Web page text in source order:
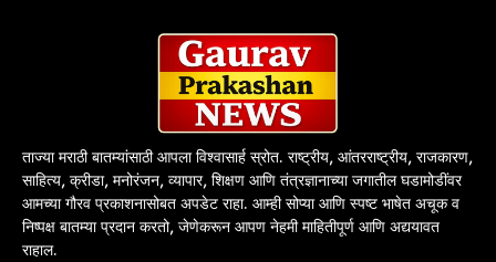
ताज्या मराठी बातम्यांसाठी आपला विश्वासार्ह स्रोत. राष्ट्रीय, आंतरराष्ट्रीय, राजकारण,
साहित्य, क्रीडा, मनोरंजन, व्यापार, शिक्षण आणि तंत्रज्ञानाच्या जगातील घडामोडींवर
आमच्या गौरव प्रकाशनासोबत अपडेट राहा. आम्ही सोप्या आणि स्पष्ट भाषेत अचूक व
निष्पक्ष बातम्या प्रदान करतो, जेणेकरून आपण नेहमी माहितीपूर्ण आणि अद्ययावत
राहाल.